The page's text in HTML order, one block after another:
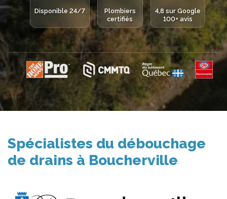
Disponible 24/7
Plombiers
certifiés
4,8 sur Google
100+ avis
Spécialistes du débouchage
de drains à Boucherville